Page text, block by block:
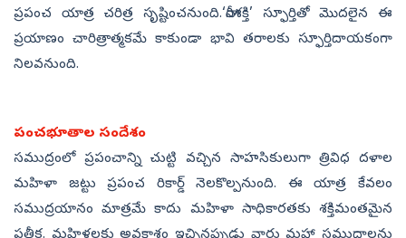
ప్రపంచ యాత్ర చరిత్ర సృష్టించనుంది.‘నారీశక్తి’ స్ఫూర్తితో మొదలైన ఈ
ప్రయాణం చారిత్రాత్మకమే కాకుండా భావి తరాలకు స్ఫూర్తిదాయకంగా
నిలవనుంది.
పంచభూతాల సందేశం
సముద్రంలో ప్రపంచాన్ని చుట్టి వచ్చిన సాహసికులుగా త్రివిధ దళాల
మహిళా జట్టు ప్రపంచ రికార్డ్‌ నెలకొల్పనుంది. ఈ యాత్ర కేవలం
సముద్రయానం మాత్రమే కాదు మహిళా సాధికారతకు శక్తిమంతమైన